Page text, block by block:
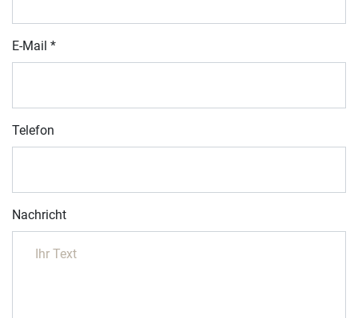
E-Mail *
Telefon
Nachricht